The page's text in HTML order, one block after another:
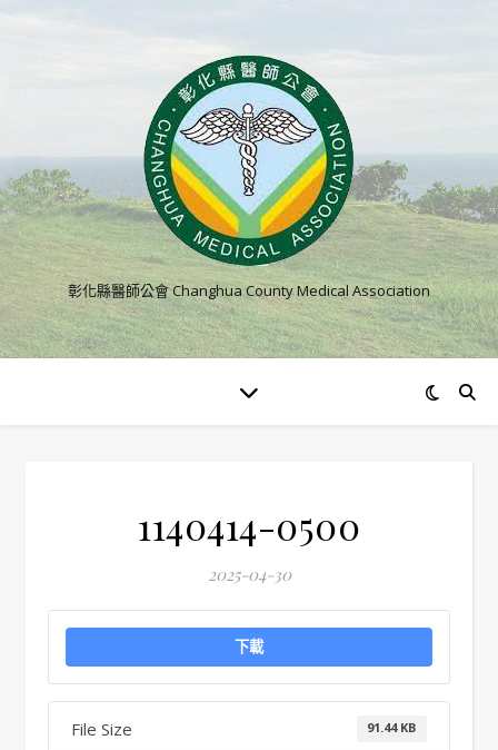
彰化縣醫師公會 Changhua County Medical Association
1140414-0500
2025-04-30
下載
File Size 91.44 KB